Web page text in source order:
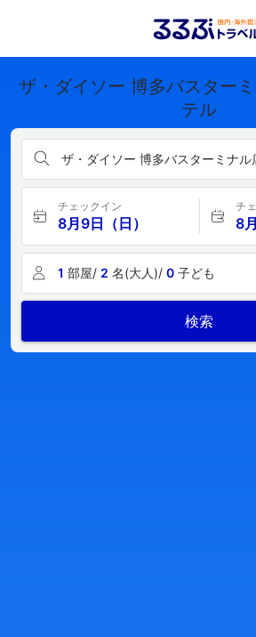
ザ・ダイソー 博多バスター
テル
ザ・ダイソー 博多バスターミナル
チェックイン
8月9日（日）
チ
8
1 部屋/ 2 名(大人)/ 0 子ども
検索